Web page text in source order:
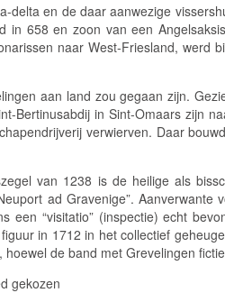
delta en de daar aanwezige
in 658 en zoon van een
naar West-Friesland, werd
aan land zou gegaan zijn.
Bertinusabdij in Sint-Omaars zijn
verwierven. Daar
van 1238 is de heilige als
ad Gravenige”.
een “visitatio” (inspectie) echt
in 1712 in het collectief
de band met Grevelingen
gekozen